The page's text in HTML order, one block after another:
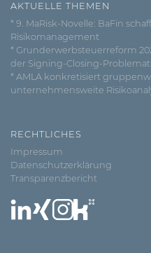
AKTUELLE THEMEN
* 9. MaRisk-Novelle: BaFin
Risikomanagement
* Grunderwerbsteuerreform
der Signing-Closing-
* AMLA konkretisiert
unternehmensweite
RECHTLICHES
Impressum
Datenschutzerklärung
Transparenzbericht